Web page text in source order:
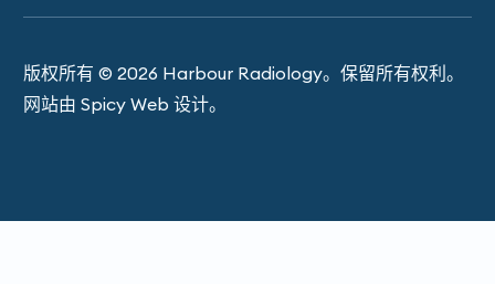
版权所有 © 2026 Harbour Ra​​diology。保留所有权利。
网站由 Spicy Web 设计。